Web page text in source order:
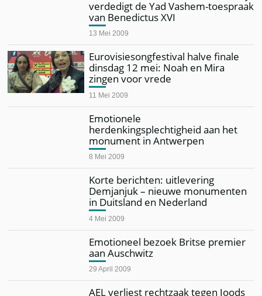
verdedigt de Yad Vashem-toespraak
van Benedictus XVI
13 Mei 2009
Eurovisiesongfestival halve finale
dinsdag 12 mei: Noah en Mira
zingen voor vrede
11 Mei 2009
Emotionele
herdenkingsplechtigheid aan het
monument in Antwerpen
8 Mei 2009
Korte berichten: uitlevering
Demjanjuk – nieuwe monumenten
in Duitsland en Nederland
4 Mei 2009
Emotioneel bezoek Britse premier
aan Auschwitz
29 April 2009
AEL verliest rechtzaak tegen Joods